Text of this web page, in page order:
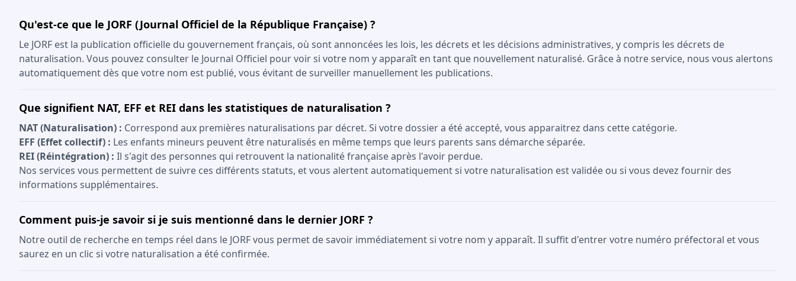
Qu'est-ce que le JORF (Journal Officiel de la République Française) ?
Le JORF est la publication officielle du gouvernement français, où sont annoncées les lois, les décrets et les décisions administratives, y compris les décrets de
naturalisation. Vous pouvez consulter le Journal Officiel pour voir si votre nom y apparaît en tant que nouvellement naturalisé. Grâce à notre service, nous vous alertons
automatiquement dès que votre nom est publié, vous évitant de surveiller manuellement les publications.
Que signifient NAT, EFF et REI dans les statistiques de naturalisation ?
NAT (Naturalisation) : Correspond aux premières naturalisations par décret. Si votre dossier a été accepté, vous apparaitrez dans cette catégorie.
EFF (Effet collectif) : Les enfants mineurs peuvent être naturalisés en même temps que leurs parents sans démarche séparée.
REI (Réintégration) : Il s'agit des personnes qui retrouvent la nationalité française après l'avoir perdue.
Nos services vous permettent de suivre ces différents statuts, et vous alertent automatiquement si votre naturalisation est validée ou si vous devez fournir des
informations supplémentaires.
Comment puis-je savoir si je suis mentionné dans le dernier JORF ?
Notre outil de recherche en temps réel dans le JORF vous permet de savoir immédiatement si votre nom y apparaît. Il suffit d'entrer votre numéro préfectoral et vous
saurez en un clic si votre naturalisation a été confirmée.